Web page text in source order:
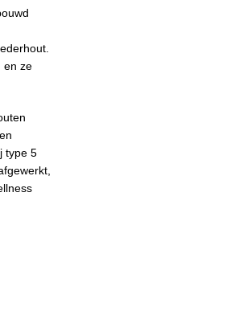
en ze
type 5